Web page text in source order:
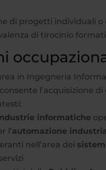
di progetti individuali
di tirocinio
in Ingegneria
l’acquisizione
informatiche
l’automazione
nell’area dei